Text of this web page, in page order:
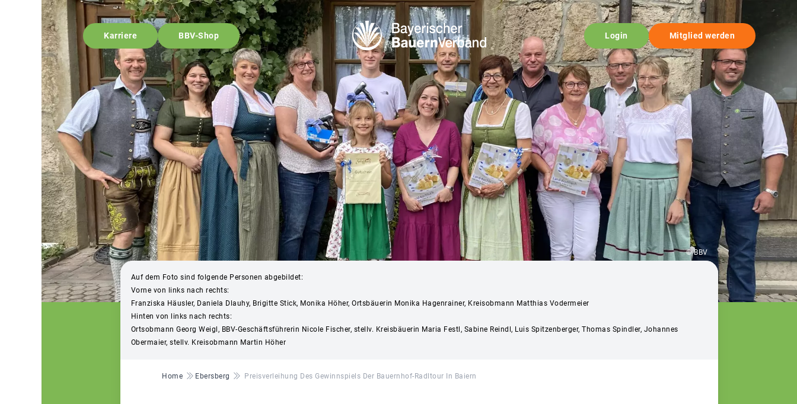
Karriere BBV-Shop Login Mitglied werden
© BBV
Auf dem Foto sind folgende Personen abgebildet:
Vorne von links nach rechts:
Franziska Häusler, Daniela Dlauhy, Brigitte Stick, Monika Höher, Ortsbäuerin Monika Hagenrainer, Kreisobmann Matthias Vodermeier
Hinten von links nach rechts:
Ortsobmann Georg Weigl, BBV-Geschäftsführerin Nicole Fischer, stellv. Kreisbäuerin Maria Festl, Sabine Reindl, Luis Spitzenberger, Thomas Spindler, Johannes
Obermaier, stellv. Kreisobmann Martin Höher
Pfadnavigation
Home Ebersberg Preisverleihung Des Gewinnspiels Der Bauernhof-Radltour In Baiern